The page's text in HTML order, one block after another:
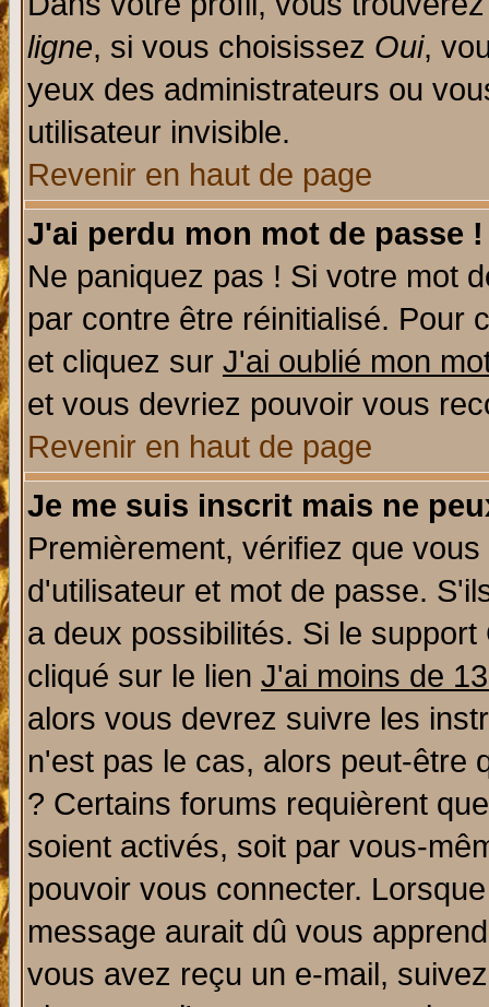
ligne, si vous choisissez Oui,
yeux des administrateurs ou
utilisateur invisible.
Revenir en haut de page
J'ai perdu mon mot de passe !
Ne paniquez pas ! Si votre mot
par contre être réinitialisé. Pour
et cliquez sur J'ai oublié mon
et vous devriez pouvoir vous
Revenir en haut de page
Je me suis inscrit mais ne
Premièrement, vérifiez que
d'utilisateur et mot de passe.
a deux possibilités. Si le
cliqué sur le lien J'ai moins de
alors vous devrez suivre les
n'est pas le cas, alors peut-être
? Certains forums requièrent
soient activés, soit par vous-
pouvoir vous connecter.
message aurait dû vous
vous avez reçu un e-mail,